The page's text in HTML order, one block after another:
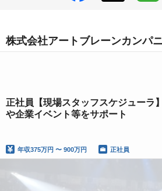
株式会社アートブレーンカンパ
正社員【現場スタッフスケジューラ
や企業イベント等をサポート
年収375万円 〜 900万円 正社員